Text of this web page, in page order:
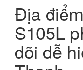
Địa
S105L
dõi dễ